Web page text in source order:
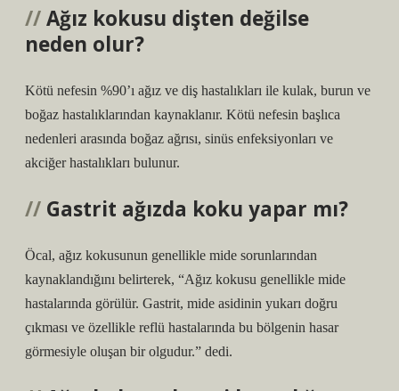
Ağız kokusu dişten değilse
neden olur?
Kötü nefesin %90’ı ağız ve diş hastalıkları ile kulak, burun ve
boğaz hastalıklarından kaynaklanır. Kötü nefesin başlıca
nedenleri arasında boğaz ağrısı, sinüs enfeksiyonları ve
akciğer hastalıkları bulunur.
Gastrit ağızda koku yapar mı?
Öcal, ağız kokusunun genellikle mide sorunlarından
kaynaklandığını belirterek, “Ağız kokusu genellikle mide
hastalarında görülür. Gastrit, mide asidinin yukarı doğru
çıkması ve özellikle reflü hastalarında bu bölgenin hasar
görmesiyle oluşan bir olgudur.” dedi.